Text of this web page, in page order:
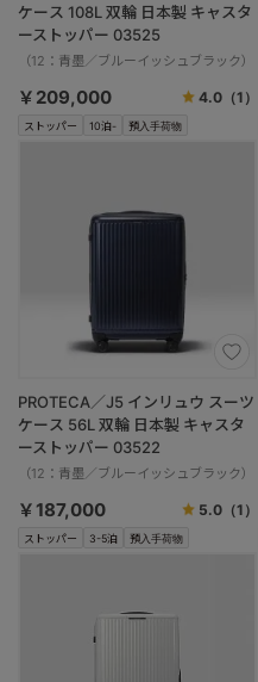
ストッパー 10泊- 預入手荷物
ケース 108L 双輪 日本製 キャスタ
ーストッパー 03525
（12：青墨／ブルーイッシュブラック）
￥209,000 4.0（1）
ストッパー 3-5泊 預入手荷物
PROTECA／J5 インリュウ スーツ
ケース 56L 双輪 日本製 キャスタ
ーストッパー 03522
（12：青墨／ブルーイッシュブラック）
￥187,000 5.0（1）